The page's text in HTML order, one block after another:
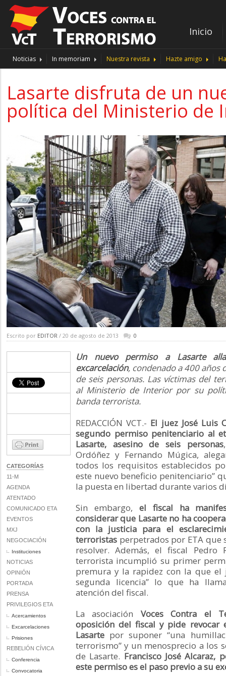
Inicio
Noticias In memoriam Nuestra revista Hazte amigo
Lasarte disfruta de un
política del Ministerio de
Escrito por EDITOR / 20 de agosto de 2013 0
CATEGORÍAS
11-M
AGENDA
ATENTADO
COMUNICADO ETA
EVENTOS
MXJ
NEGOCIACIÓN
Instituciones
NOTICIAS
OPINIÓN
PORTADA
PRENSA
PRIVILEGIOS ETA
Acercamientos
Excarcelaciones
Prisiones
REBELIÓN CÍVICA
Conferencia
Convocatoria
Un nuevo permiso a Lasarte
excarcelación, condenado a 400 años
de seis personas. Las víctimas del
al Ministerio de Interior por su
banda terrorista.
REDACCIÓN VCT.- El juez José Luis
segundo permiso penitenciario al
Lasarte, asesino de seis personas
Ordóñez y Fernando Múgica,
todos los requisitos establecidos
este nuevo beneficio penitenciario”
la puesta en libertad durante varios
Sin embargo, el fiscal ha
considerar que Lasarte no ha
con la justicia para el
terroristas perpetrados por ETA que
resolver. Además, el fiscal Pedro
terrorista incumplió su primer
premura y la rapidez con la que el
segunda licencia” lo que ha
atención del fiscal.
La asociación Voces Contra el
oposición del fiscal y pide revocar
Lasarte por suponer “una
terrorismo” y un menosprecio a los
de Lasarte. Francisco José
este permiso es el paso previo a su